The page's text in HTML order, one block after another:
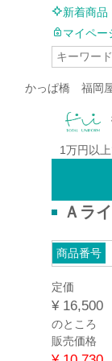
新着商品
マイペー
かっぱ橋 福岡
1万円以
Ａラ
商品番号
定価
¥ 16,500
のところ
販売価格